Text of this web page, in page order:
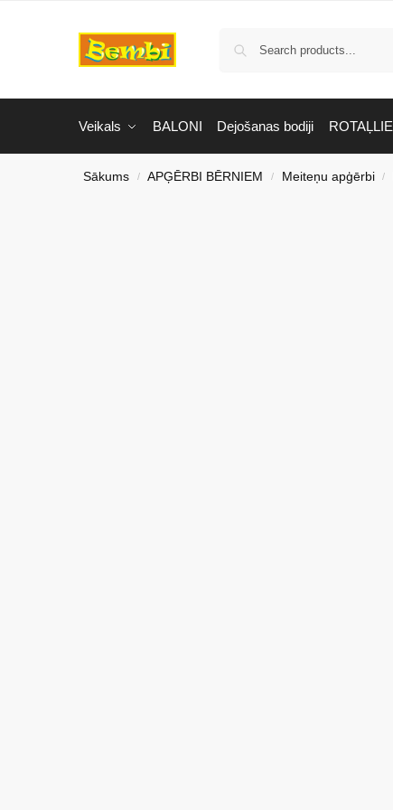
Veikals BALONI Dejošanas bodiji
Sākums / APĢĒRBI BĒRNIEM / Meiteņu apģērbi /